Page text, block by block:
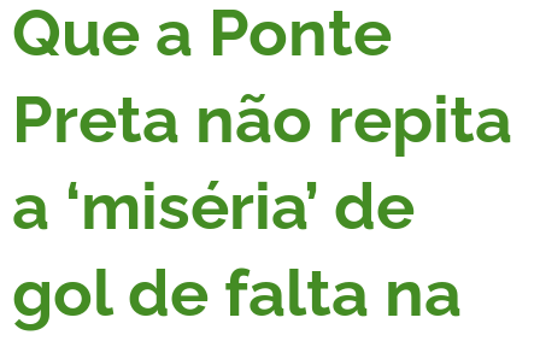
Que a Ponte
Preta não repita
a ‘miséria’ de
gol de falta na